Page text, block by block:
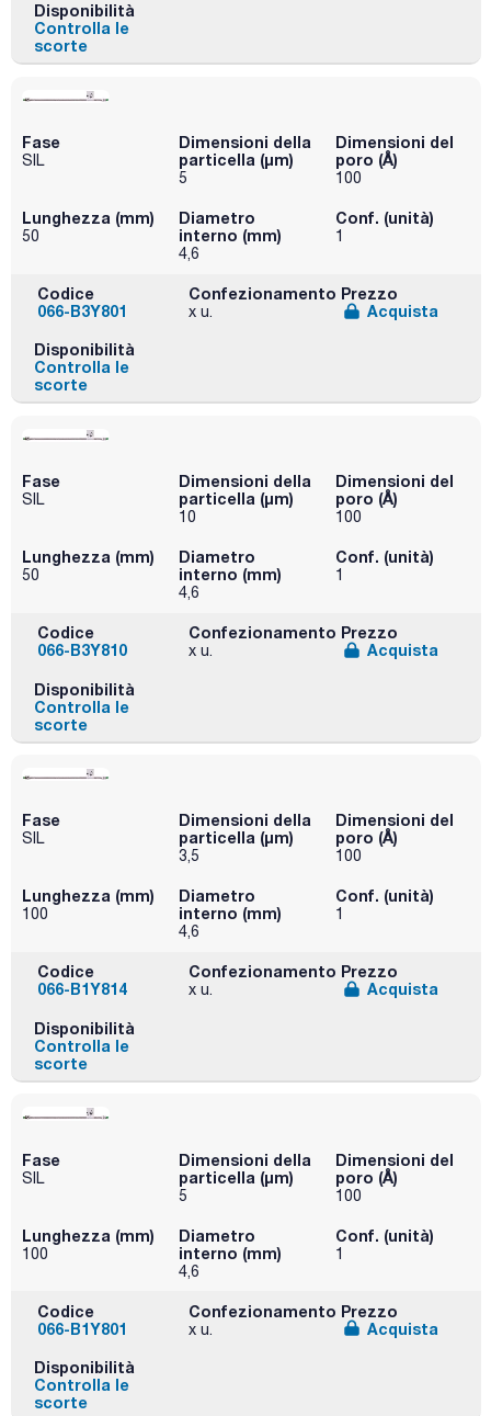
Disponibilità
Controlla le
scorte
Fase
SIL
Dimensioni della
particella (μm)
5
Dimensioni del
poro (Å)
100
Lunghezza (mm)
50
Diametro
interno (mm)
4,6
Conf. (unità)
1
Codice
066-B3Y801
Confezionamento
x u.
Prezzo
Acquista
Disponibilità
Controlla le
scorte
Fase
SIL
Dimensioni della
particella (μm)
10
Dimensioni del
poro (Å)
100
Lunghezza (mm)
50
Diametro
interno (mm)
4,6
Conf. (unità)
1
Codice
066-B3Y810
Confezionamento
x u.
Prezzo
Acquista
Disponibilità
Controlla le
scorte
Fase
SIL
Dimensioni della
particella (μm)
3,5
Dimensioni del
poro (Å)
100
Lunghezza (mm)
100
Diametro
interno (mm)
4,6
Conf. (unità)
1
Codice
066-B1Y814
Confezionamento
x u.
Prezzo
Acquista
Disponibilità
Controlla le
scorte
Fase
SIL
Dimensioni della
particella (μm)
5
Dimensioni del
poro (Å)
100
Lunghezza (mm)
100
Diametro
interno (mm)
4,6
Conf. (unità)
1
Codice
066-B1Y801
Confezionamento
x u.
Prezzo
Acquista
Disponibilità
Controlla le
scorte